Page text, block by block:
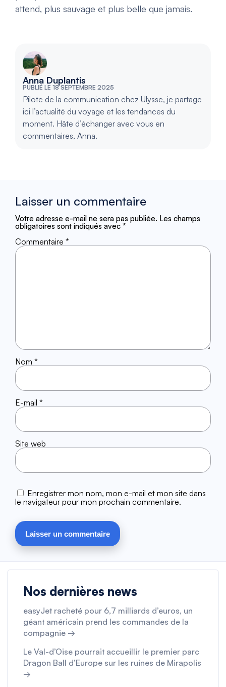
attend, plus sauvage et plus belle que jamais.
Anna Duplantis
PUBLIÉ LE 18 SEPTEMBRE 2025
Pilote de la communication chez Ulysse, je partage
ici l’actualité du voyage et les tendances du
moment. Hâte d’échanger avec vous en
commentaires, Anna.
Laisser un commentaire
Votre adresse e-mail ne sera pas publiée. Les champs
obligatoires sont indiqués avec *
Commentaire *
Nom *
E-mail *
Site web
Enregistrer mon nom, mon e-mail et mon site dans
le navigateur pour mon prochain commentaire.
Nos dernières news
easyJet racheté pour 6,7 milliards d’euros, un
géant américain prend les commandes de la
compagnie →
Le Val-d’Oise pourrait accueillir le premier parc
Dragon Ball d’Europe sur les ruines de Mirapolis
→